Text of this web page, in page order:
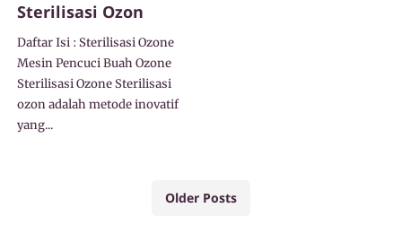
Sterilisasi Ozon
Daftar Isi : Sterilisasi Ozone
Mesin Pencuci Buah Ozone
Sterilisasi Ozone Sterilisasi
ozon adalah metode inovatif
yang...
Older Posts